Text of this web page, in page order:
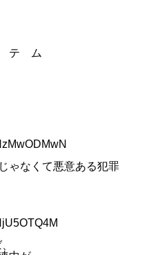
テ ム
ゃなくて悪意ある犯罪